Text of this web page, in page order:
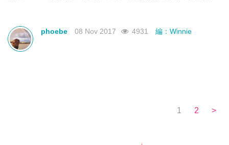
phoebe 08 Nov 2017 4931 編：Winnie
1 2 >